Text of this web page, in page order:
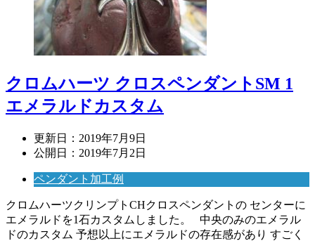
クロムハーツ クロスペンダントSM 1
エメラルドカスタム
更新日： 2019年7月9日
公開日： 2019年7月2日
ペンダント加工例
クロムハーツクリンプトCHクロスペンダントの センターに
エメラルドを1石カスタムしました。 中央のみのエメラル
ドのカスタム 予想以上にエメラルドの存在感があり すごく